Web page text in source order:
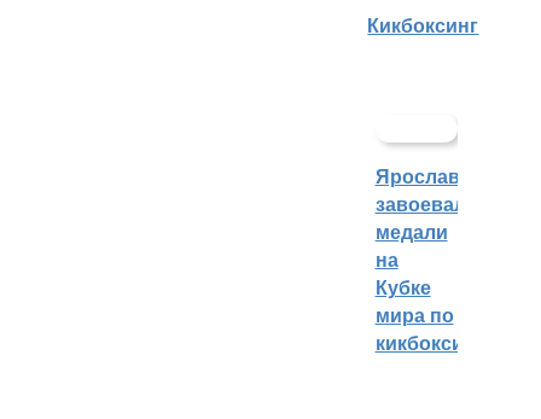
Кикбоксинг
Ярославцы
завоевали
медали
на
Кубке
мира по
кикбоксингу